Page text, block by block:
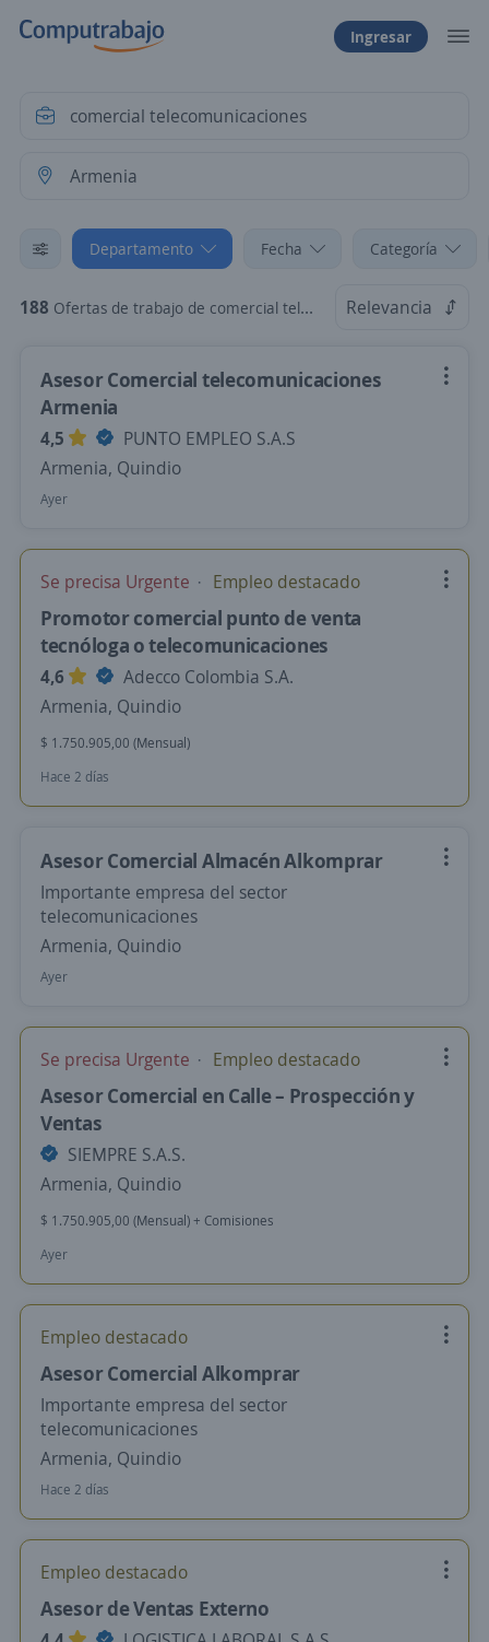
Ingresar
Departamento Fecha Categoría
188 Ofertas de trabajo de comercial telecomunicaciones en Armenia, Quindio Relevancia
Asesor Comercial telecomunicaciones
Armenia
4,5
PUNTO EMPLEO S.A.S
Armenia, Quindio
Ayer
Se precisa Urgente Empleo destacado
Promotor comercial punto de venta
tecnóloga o telecomunicaciones
4,6
Adecco Colombia S.A.
Armenia, Quindio
$ 1.750.905,00 (Mensual)
Hace 2 días
Asesor Comercial Almacén Alkomprar
Importante empresa del sector
telecomunicaciones
Armenia, Quindio
Ayer
Se precisa Urgente Empleo destacado
Asesor Comercial en Calle – Prospección y
Ventas
SIEMPRE S.A.S.
Armenia, Quindio
$ 1.750.905,00 (Mensual) + Comisiones
Ayer
Empleo destacado
Asesor Comercial Alkomprar
Importante empresa del sector
telecomunicaciones
Armenia, Quindio
Hace 2 días
Empleo destacado
Asesor de Ventas Externo